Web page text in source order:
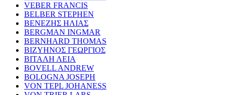
VEBER FRANCIS
BELBER STEPHEN
ΒΕΝΕΖΗΣ ΗΛΙΑΣ
BERGMAN INGMAR
BERNHARD THOMAS
ΒΙΖΥΗΝΟΣ ΓΕΩΡΓΙΟΣ
ΒΙΤΑΛΗ ΛΕΙΑ
BOVELL ANDREW
BOLOGNA JOSEPH
VON TEPL JOHANESS